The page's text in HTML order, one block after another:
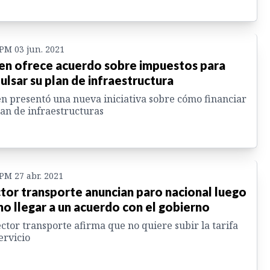
03 jun. 2021
ofrece acuerdo sobre impuestos para
su plan de infraestructura
presentó una nueva iniciativa sobre cómo financiar
de infraestructuras
27 abr. 2021
transporte anuncian paro nacional luego
llegar a un acuerdo con el gobierno
transporte afirma que no quiere subir la tarifa